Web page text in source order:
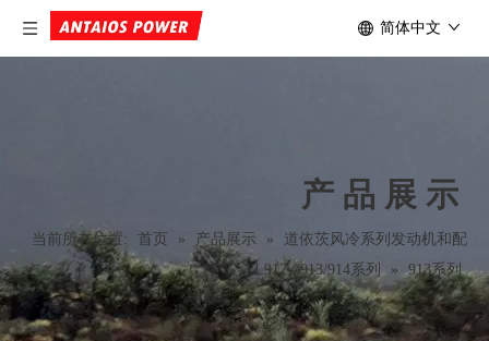
简体中文
产品展示
当前所在位置: 首页 » 产品展示 »
道依茨风冷系列发动机和配
件
» FL912 / 913/914系列 » 913系列